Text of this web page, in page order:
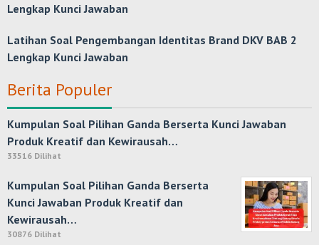
Lengkap Kunci Jawaban
Latihan Soal Pengembangan Identitas Brand DKV BAB 2
Lengkap Kunci Jawaban
Berita Populer
Kumpulan Soal Pilihan Ganda Berserta Kunci Jawaban
Produk Kreatif dan Kewirausah…
33516 Dilihat
Kumpulan Soal Pilihan Ganda Berserta
Kunci Jawaban Produk Kreatif dan
Kewirausah…
30876 Dilihat